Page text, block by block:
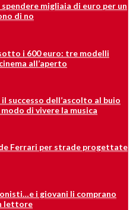
migliaia di euro per un
di no
i 600 euro: tre modelli
all’aperto
successo dell’ascolto al buio
di vivere la musica
Ferrari per strade progettate
i giovani li comprano
lettore